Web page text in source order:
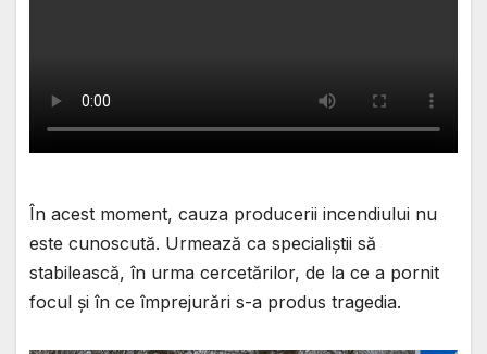
În acest moment, cauza producerii incendiului nu
este cunoscută. Urmează ca specialiștii să
stabilească, în urma cercetărilor, de la ce a pornit
focul și în ce împrejurări s-a produs tragedia.